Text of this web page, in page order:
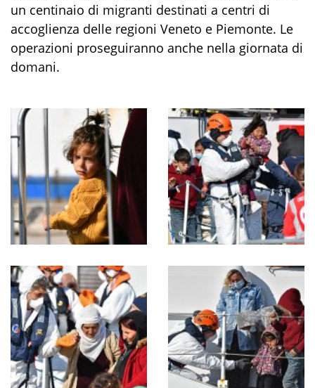
un centinaio di migranti destinati a centri di
accoglienza delle regioni Veneto e Piemonte. Le
operazioni proseguiranno anche nella giornata di
domani.